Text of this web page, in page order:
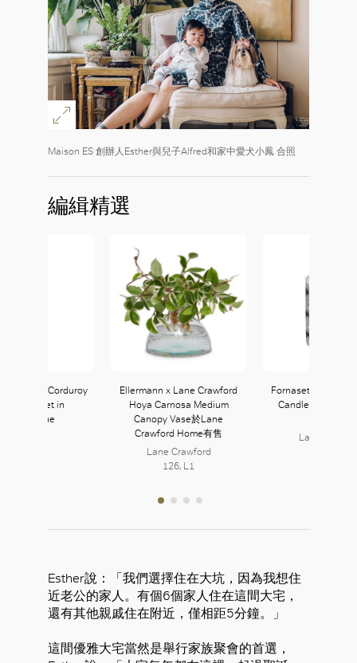
Maison ES 創辦人Esther與兒子Alfred和家中愛犬小鳳 合照
編緝精選
Velvet & Corduroy
Jacket in
Ellermann x Lane Crawford
Hoya Carnosa Medium
Canopy Vase於Lane
Crawford Home有售
Lane Crawford
126, L1
Fornasetti Rossetti
Candle於Lane
Lane
Esther說：「我們選擇住在大坑，因為我想住
近老公的家人。有個6個家人住在這間大宅，
還有其他親戚住在附近，僅相距5分鐘。」
這間優雅大宅當然是舉行家族聚會的首選，